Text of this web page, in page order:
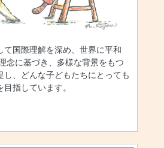
て国際理解を深め、世界に平和
念に基づき、多様な背景をもつ
し、どんな子どもたちにとっても
指しています。